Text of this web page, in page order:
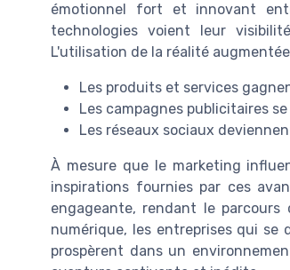
émotionnel fort et innovant
technologies voient leur
L'utilisation de la réalité
Les produits et services
Les campagnes publicitaires
Les réseaux sociaux
À mesure que le marketing
inspirations fournies par ces
engageante, rendant le
numérique, les entreprises qui
prospèrent dans un